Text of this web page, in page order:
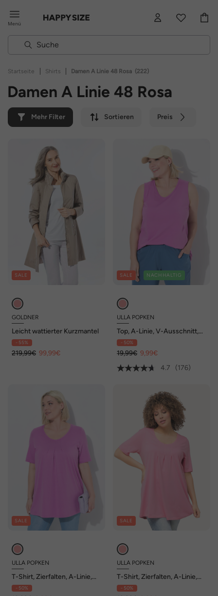
Menü
Startseite | Shirts | Damen A Linie 48 Rosa (222)
Damen A Linie 48 Rosa
Mehr Filter Sortieren Preis
SALE
GOLDNER
Leicht wattierter Kurzmantel
- 55%
219,99€ 99,99€
SALE NACHHALTIG
ULLA POPKEN
Top, A-Linie, V-Ausschnitt,
ärmellos
- 50%
19,99€ 9,99€
4.7
(176)
SALE
ULLA POPKEN
T-Shirt, Zierfalten, A-Linie,
Rundhals, Halbarm, Modal
- 50%
SALE
ULLA POPKEN
T-Shirt, Zierfalten, A-Linie,
Rundhals, Halbarm, Modal
- 50%